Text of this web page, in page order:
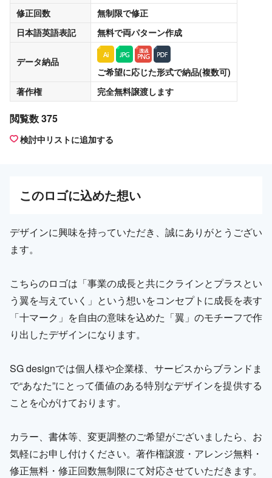
修正回数
無制限で修正
日本語英語表記
無料で両パターン作成
データ納品
ご希望に応じた形式で納品(複数可)
著作権
完全無料譲渡します
閲覧数 375
検討中リストに追加する
このロゴに込めた想い
デザインに興味を持っていただき、誠にありがとうござい
ます。
こちらのロゴは「事業の成長と共にクラインとプラスとい
う翼を与えていく」という想いをコンセプトに成長を表す
「十マーク」を自由の意味を込めた「翼」のモチーフで作
り出したデザインになります。
SG designでは個人様や企業様、サービスからブランドま
で“あなた”にとって価値のある特別なデザインを提供する
ことを心がけております。
カラー、書体等、変更調整のご希望がございましたら、お
気軽にお申し付けください。著作権譲渡・アレンジ無料・
修正無料・修正回数無制限にて対応させていただきます。